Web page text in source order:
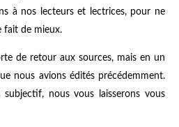
à nos lecteurs et lectrices, pour ne
fait de mieux.
de retour aux sources, mais en un
nous avions édités précédemment.
nous vous laisserons vous